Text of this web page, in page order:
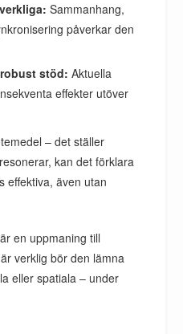
Sammanhang,
påverkar den
stöd: Aktuella
effekter utöver
– det ställer
kan det förklara
effektiva, även utan
en uppmaning till
verklig bör den lämna
eller spatiala – under